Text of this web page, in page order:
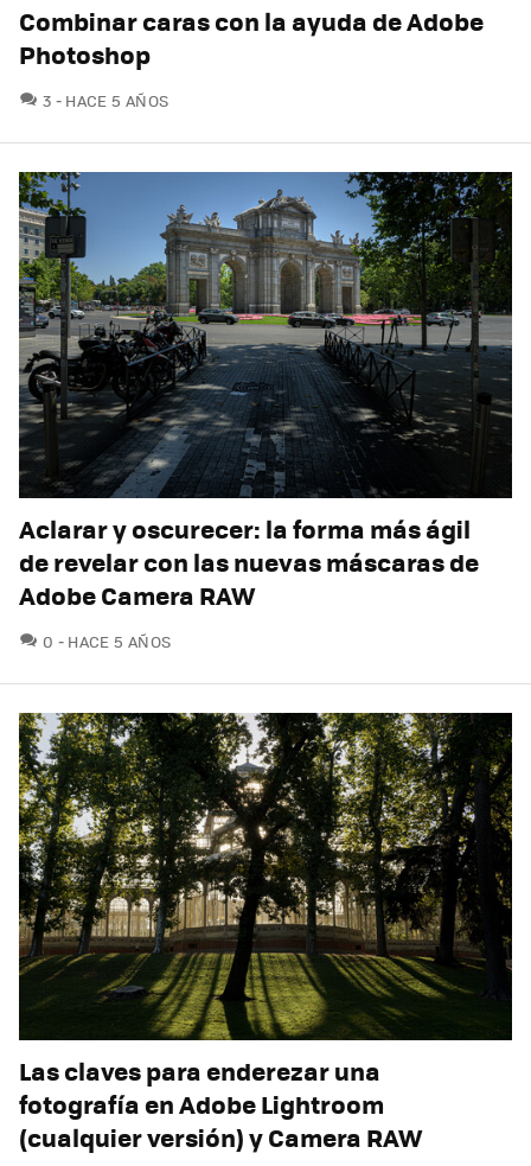
Combinar caras con la ayuda de Adobe
Photoshop
3 COMENTARIOS
HACE 5 AÑOS
Aclarar y oscurecer: la forma más ágil
de revelar con las nuevas máscaras de
Adobe Camera RAW
0 COMENTARIOS
HACE 5 AÑOS
Las claves para enderezar una
fotografía en Adobe Lightroom
(cualquier versión) y Camera RAW